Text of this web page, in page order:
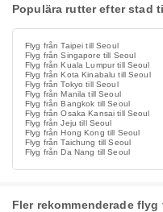
Populära rutter efter stad
Flyg från Taipei till Seoul
Flyg från Singapore till Seoul
Flyg från Kuala Lumpur till Seoul
Flyg från Kota Kinabalu till Seoul
Flyg från Tokyo till Seoul
Flyg från Manila till Seoul
Flyg från Bangkok till Seoul
Flyg från Osaka Kansai till Seoul
Flyg från Jeju till Seoul
Flyg från Hong Kong till Seoul
Flyg från Taichung till Seoul
Flyg från Da Nang till Seoul
Fler rekommenderade